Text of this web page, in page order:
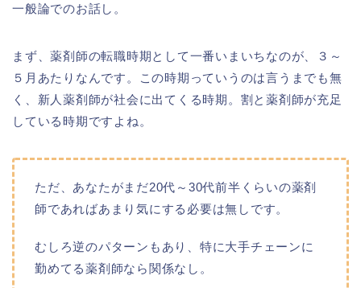
一般論でのお話し。
まず、薬剤師の転職時期として一番いまいちなのが、３～
５月あたりなんです。この時期っていうのは言うまでも無
く、新人薬剤師が社会に出てくる時期。割と薬剤師が充足
している時期ですよね。
ただ、あなたがまだ20代～30代前半くらいの薬剤
師であればあまり気にする必要は無しです。
むしろ逆のパターンもあり、特に大手チェーンに
勤めてる薬剤師なら関係なし。